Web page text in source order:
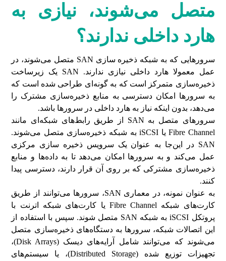
متصل می‌شوند، نیازی به
هارد داخلی ندارند؟
سرورهایی که به شبکه ذخیره سازی SAN متصل می‌شوند، در
عمل معمولا هارد داخلی نیازی ندارند. SAN یک زیرساخت
ذخیره‌سازی متمرکز است که به گونه‌ای طراحی شده است که
به سرورها امکان دسترسی به منابع ذخیره‌سازی مشترک را
می‌دهد، بدون اینکه نیاز به هارد داخلی در سرورها باشد.
سرورهای متصل به SAN از طریق رابط‌های شبکه‌ای مانند
Fibre Channel یا iSCSI به شبکه ذخیره‌سازی متصل می‌شوند.
SAN در این‌جا به عنوان یک سرویس ذخیره سازی مرکزی
عمل می‌کند و به سرورها امکان می‌دهد تا به داده‌ها و منابع
ذخیره‌سازی مشترکی که بر روی آن قرار دارند، دسترسی پیدا
کنند.
به عنوان نمونه، در معماری SAN، سرورها می‌توانند از طریق
کارت‌های شبکه Fibre Channel یا کارت‌های شبکه اترنت با
پروتکل iSCSI به شبکه SAN متصل شوند. سپس با استفاده از
این اتصالات شبکه، سرورها به دستگاه‌های ذخیره‌سازی متصل
می‌شوند که می‌توانند شامل آرایه‌های دیسک (Disk Arrays)،
تجهیزات توزیع شده (Distributed Storage)، یا سیستم‌های